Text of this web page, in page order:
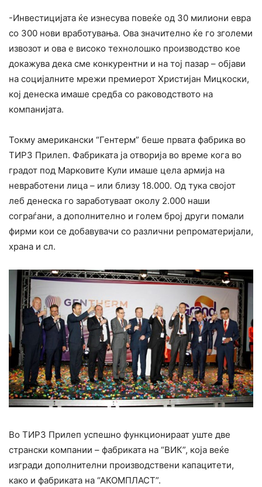
-Инвестицијата ќе изнесува повеќе од 30 милиони евра
со 300 нови вработувања. Ова значително ќе го зголеми
извозот и ова е високо технолошко производство кое
докажува дека сме конкурентни и на тој пазар – објави
на социјалните мрежи премиерот Христијан Мицкоски,
кој денеска имаше средба со раководството на
компанијата.
Токму американски “Гентерм” беше првата фабрика во
ТИРЗ Прилеп. Фабриката ја отворија во време кога во
градот под Марковите Кули имаше цела армија на
невработени лица – или близу 18.000. Од тука својот
леб денеска го заработуваат околу 2.000 наши
сограѓани, а дополнително и голем број други помали
фирми кои се добавувачи со различни репроматеријали,
храна и сл.
Во ТИРЗ Прилеп успешно функционираат уште две
странски компании – фабриката на “ВИК”, која веќе
изгради дополнителни производствени капацитети,
како и фабриката на “АКОМПЛАСТ”.